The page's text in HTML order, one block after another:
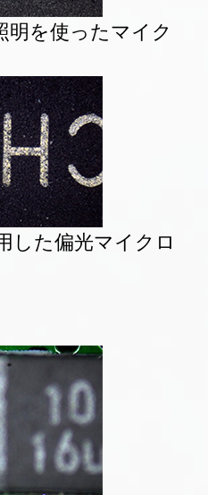
明を使ったマイク
した偏光マイクロ